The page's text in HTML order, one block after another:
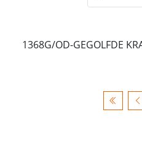
1368G/OD-GEGOLFDE